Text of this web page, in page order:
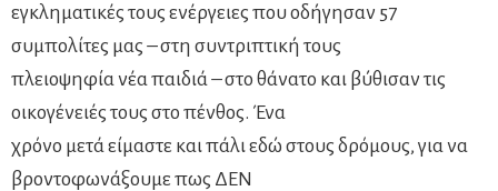
εγκληματικές τους ενέργειες που οδήγησαν 57
συμπολίτες μας – στη συντριπτική τους
πλειοψηφία νέα παιδιά – στο θάνατο και βύθισαν τις
οικογένειές τους στο πένθος. Ένα
χρόνο μετά είμαστε και πάλι εδώ στους δρόμους, για να
βροντοφωνάξουμε πως ΔΕΝ